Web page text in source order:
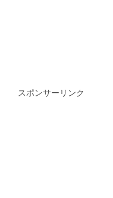
スポンサーリンク